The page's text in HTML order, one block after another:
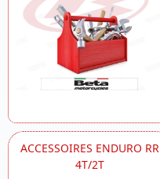
ACCESSOIRES ENDURO RR
4T/2T